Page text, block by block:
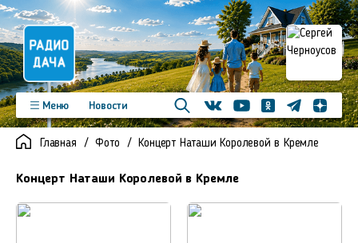
Меню
Новости
Программы
Подкасты
Новинки
Фото
Видео
Реклама
ВконтактеYoutubeОдноклассники
ТелеграмЯндекс
Главная Фото Концерт Наташи Королевой в Кремле
Концерт Наташи Королевой в Кремле